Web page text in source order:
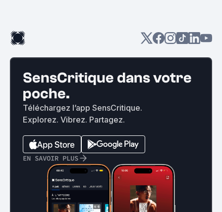
SensCritique dans votre
poche.
Téléchargez l’app SensCritique.
Explorez. Vibrez. Partagez.
EN SAVOIR PLUS